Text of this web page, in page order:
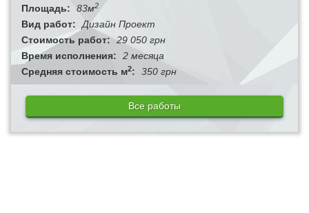
Площадь:
83м2
Вид работ:
Дизайн Проект
Стоимость работ: 29 050 грн
Время исполнения:
2 месяца
Средняя стоимость м2: 350 грн
Все работы